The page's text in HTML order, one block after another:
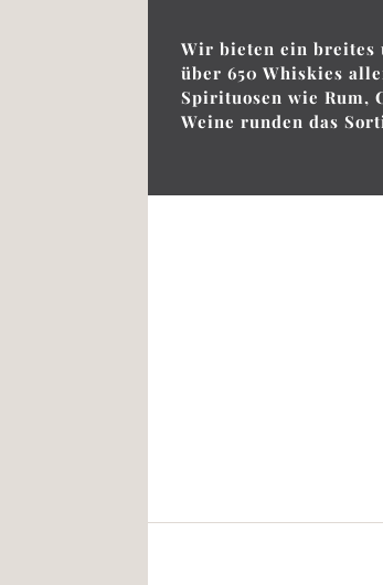
Wir bieten ein breites
über 650 Whiskies
Spirituosen wie Rum,
Weine runden das